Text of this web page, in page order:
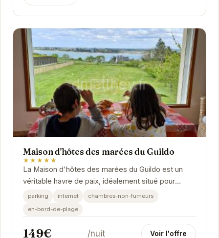
Maison d'hôtes des marées du Guildo
★★★★★
La Maison d'hôtes des marées du Guildo est un
véritable havre de paix, idéalement situé pour
profiter des plaisirs de la mer. Ses chambres...
parking internet
chambres-non-fumeurs
en-bord-de-plage
149€ /nuit Voir l'offre